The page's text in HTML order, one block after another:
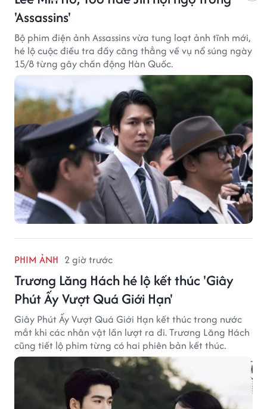
'Assassins'
Bộ phim điện ảnh Assassins vừa tung loạt ảnh tĩnh mới,
hé lộ cuộc điều tra đầy căng thẳng về vụ nổ súng ngày
15/8 từng gây chấn động Hàn Quốc.
PHIM ẢNH 2 giờ trước
Trương Lăng Hách hé lộ kết thúc 'Giây
Phút Ấy Vượt Quá Giới Hạn'
Giây Phút Ấy Vượt Quá Giới Hạn kết thúc trong nước
mắt khi các nhân vật lần lượt ra đi. Trương Lăng Hách
cũng tiết lộ phim từng có hai phiên bản kết thúc.